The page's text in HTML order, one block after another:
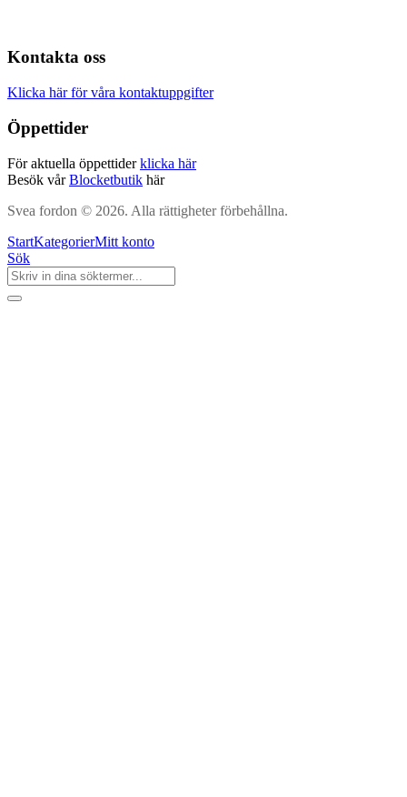
Kontakta oss
Klicka här för våra kontaktuppgifter
Öppettider
För aktuella öppettiderklicka här
Besök vårBlocketbutik här
Svea fordon © 2026. Alla rättigheter förbehållna.
StartKategorierMitt konto
Sök